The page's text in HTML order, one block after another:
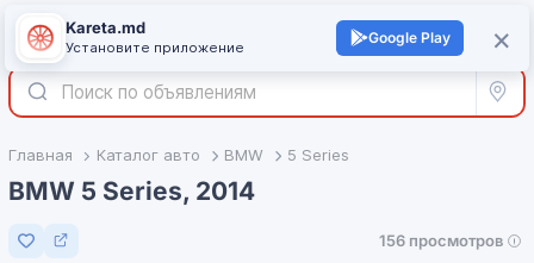
Войти +
Все
Главная Каталог авто BMW 5 Series
BMW 5 Series, 2014
Добавить в избранное
156 просмотров
×
Kareta.md
Установите приложение
Google Play